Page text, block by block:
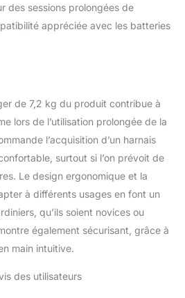
l’utilisateur), garantissant
un travail sécurisé et
facilement ajuster la
position de coupe idéale,
qu’elle soit horizontale,
verticale ou inclinée.
Vous atteignez ainsi
chaque angle sans effort
pour une coupe précise
Deux batteries de 4000
mAh pour une
autonomie prolongée: La
mini tronçonneuse
deux batteries de 4000
des sessions prolongées de
appréciée avec les batteries
de 7,2 kg du produit contribue à
lors de l’utilisation prolongée de la
l’acquisition d’un harnais
surtout si l’on prévoit de
Le design ergonomique et la
à différents usages en font un
qu’ils soient novices ou
également sécurisant, grâce à
main intuitive.
des utilisateurs